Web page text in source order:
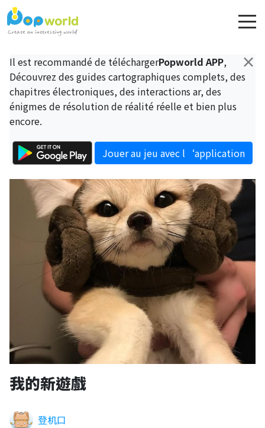
×
Il est recommandé de téléchargerPopworld APP,
Découvrez des guides cartographiques complets, des
chapitres électroniques, des interactions ar, des
énigmes de résolution de réalité réelle et bien plus
encore.
Jouer au jeu avec l‘application
我的新遊戲
登机口